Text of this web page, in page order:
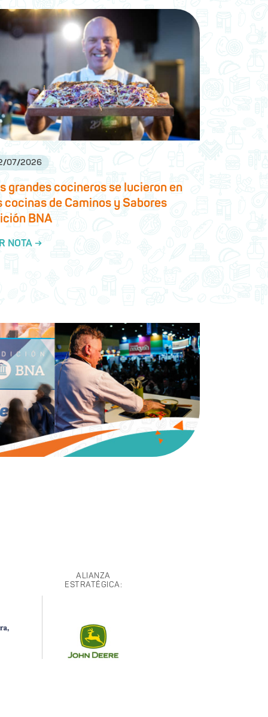
/07/2026
grandes cocineros se lucieron en
cocinas de Caminos y Sabores
BNA
NOTA →
ALIANZA
ESTRATÉGICA: